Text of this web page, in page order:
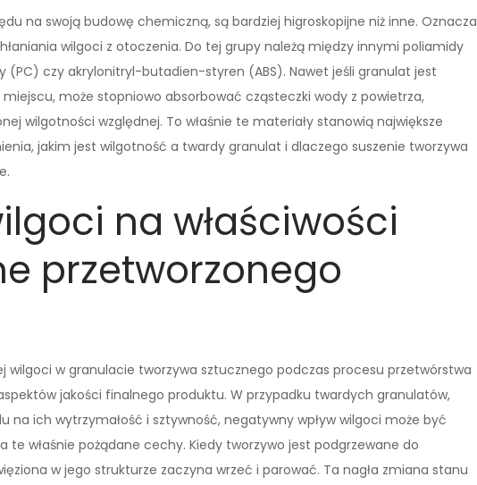
na swoją budowę chemiczną, są bardziej higroskopijne niż inne. Oznacza
wilgoci z otoczenia. Do tej grupy należą między innymi poliamidy
(PC) czy akrylonitryl-butadien-styren (ABS). Nawet jeśli granulat jest
może stopniowo absorbować cząsteczki wody z powietrza,
wilgotności względnej. To właśnie te materiały stanowią największe
jakim jest wilgotność a twardy granulat i dlaczego suszenie tworzywa
na właściwości
przetworzonego
wilgoci w granulacie tworzywa sztucznego podczas procesu przetwórstwa
jakości finalnego produktu. W przypadku twardych granulatów,
na ich wytrzymałość i sztywność, negatywny wpływ wilgoci może być
te właśnie pożądane cechy. Kiedy tworzywo jest podgrzewane do
w jego strukturze zaczyna wrzeć i parować. Ta nagła zmiana stanu